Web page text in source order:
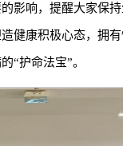
影响，提醒大家保
健康积极心态，拥
“护命法宝”。